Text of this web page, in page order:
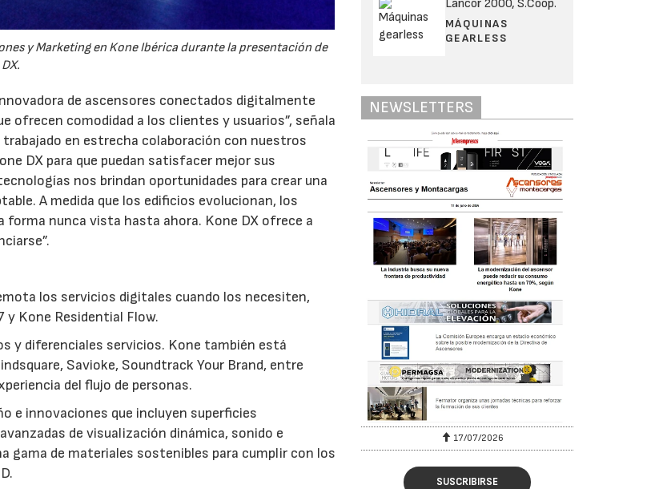
y Marketing en Kone Ibérica durante la presentación de
de ascensores conectados digitalmente
ofrecen comodidad a los clientes y usuarios”, señala
en estrecha colaboración con nuestros
DX para que puedan satisfacer mejor sus
nos brindan oportunidades para crear una
A medida que los edificios evolucionan, los
forma nunca vista hasta ahora. Kone DX ofrece a
los servicios digitales cuando los necesiten,
Kone Residential Flow.
y diferenciales servicios. Kone también está
Savioke, Soundtrack Your Brand, entre
del flujo de personas.
e innovaciones que incluyen superficies
de visualización dinámica, sonido e
gama de materiales sostenibles para cumplir con los
Lancor 2000, S.Coop.
MÁQUINAS
GEARLESS
NEWSLETTERS
17/07/2026 31/07/2026 17/07/2026
SUSCRIBIRSE